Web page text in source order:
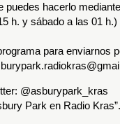
hacerlo
h. y sábado a las 01
para enviarnos
@asburypark_kras
Park en Radio Kras”.